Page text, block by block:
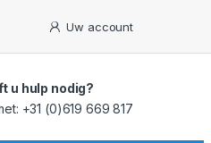
Uw account
u hulp nodig?
+31 (0)619 669 817